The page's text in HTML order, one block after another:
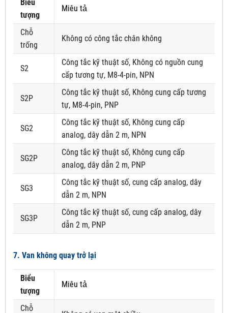
Biểu
tượng
Miêu tả
Chỗ
trống
Không có công tắc chân không
S2
Công tắc kỹ thuật số, Không có nguồn cung
cấp tương tự, M8-4-pin, NPN
S2P
Công tắc kỹ thuật số, Không cung cấp tương
tự, M8-4-pin, PNP
SG2
Công tắc kỹ thuật số, Không cung cấp
analog, dây dẫn 2 m, NPN
SG2P
Công tắc kỹ thuật số, Không cung cấp
analog, dây dẫn 2 m, PNP
SG3
Công tắc kỹ thuật số, cung cấp analog, dây
dẫn 2 m, NPN
SG3P
Công tắc kỹ thuật số, cung cấp analog, dây
dẫn 2 m, PNP
7. Van không quay trở lại
Biểu
tượng
Miêu tả
Chỗ